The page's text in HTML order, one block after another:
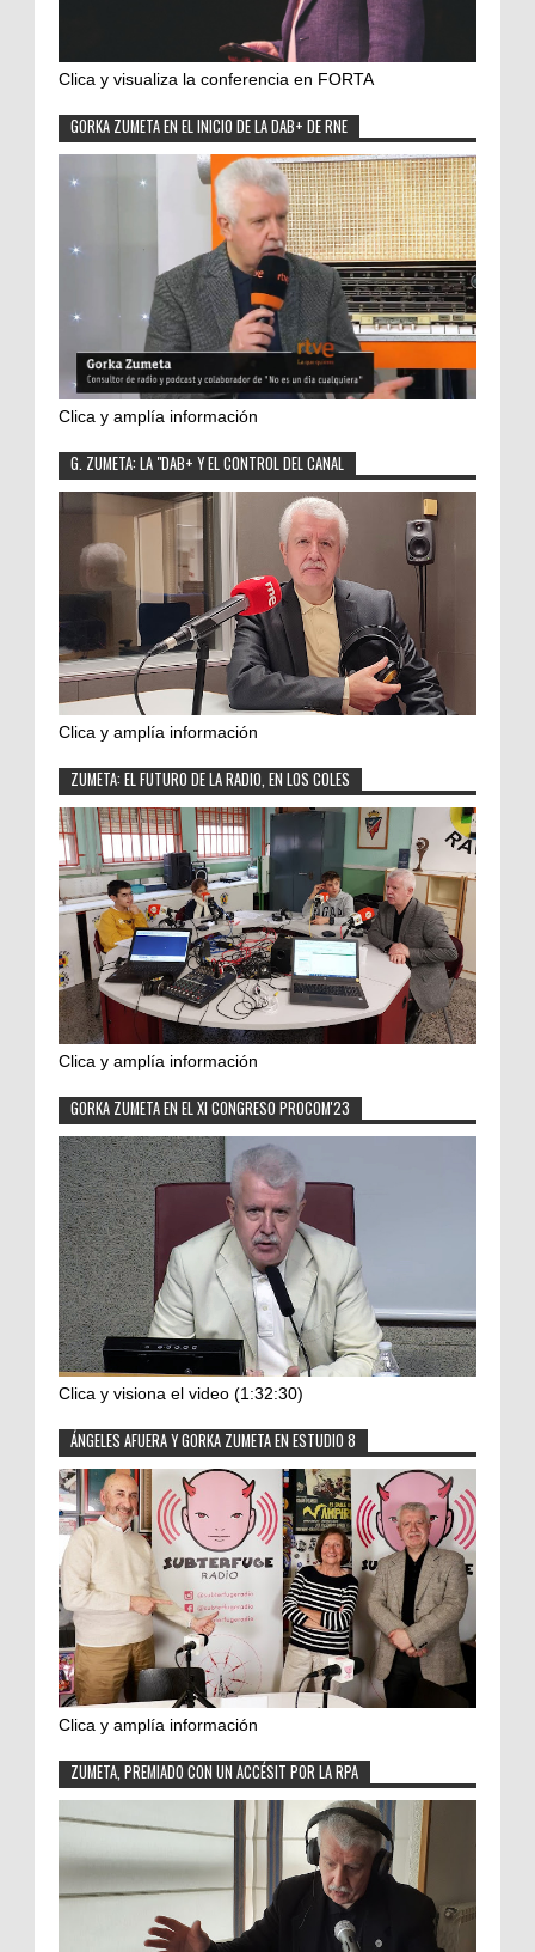
Clica y visualiza la conferencia en FORTA
GORKA ZUMETA EN EL INICIO DE LA DAB+ DE RNE
Clica y amplía información
G. ZUMETA: LA "DAB+ Y EL CONTROL DEL CANAL
Clica y amplía información
ZUMETA: EL FUTURO DE LA RADIO, EN LOS COLES
Clica y amplía información
GORKA ZUMETA EN EL XI CONGRESO PROCOM'23
Clica y visiona el video (1:32:30)
ÁNGELES AFUERA Y GORKA ZUMETA EN ESTUDIO 8
Clica y amplía información
ZUMETA, PREMIADO CON UN ACCÉSIT POR LA RPA